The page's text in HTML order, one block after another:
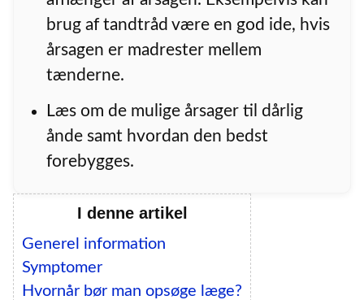
brug af tandtråd være en god ide, hvis
årsagen er madrester mellem
tænderne.
Læs om de mulige årsager til dårlig
ånde samt hvordan den bedst
forebygges.
I denne artikel
Generel information
Symptomer
Hvornår bør man opsøge læge?